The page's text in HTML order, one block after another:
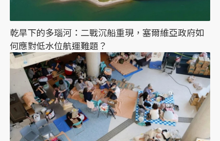
乾旱下的多瑙河：二戰沉船重現，塞爾維亞政府如
何應對低水位航運難題？